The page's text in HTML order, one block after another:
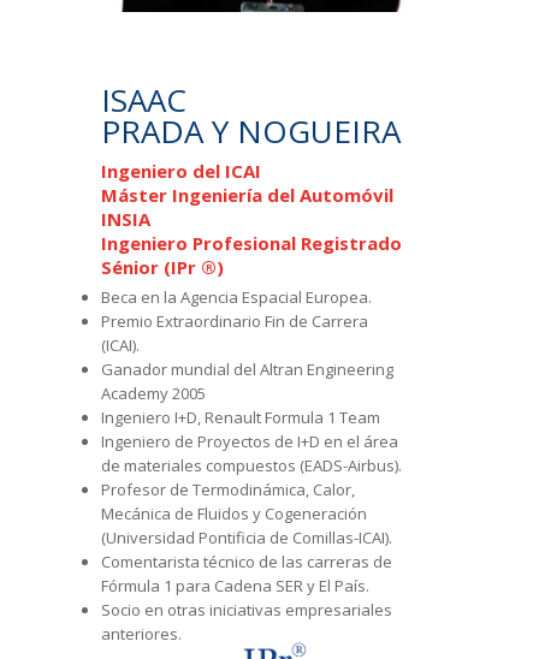
ISAAC
PRADA Y NOGUEIRA
Ingeniero del ICAI
Máster Ingeniería del Automóvil
INSIA
Ingeniero Profesional Registrado
Sénior (IPr ®)
Beca en la Agencia Espacial Europea.
Premio Extraordinario Fin de Carrera
(ICAI).
Ganador mundial del Altran Engineering
Academy 2005
Ingeniero I+D, Renault Formula 1 Team
Ingeniero de Proyectos de I+D en el área
de materiales compuestos (EADS-Airbus).
Profesor de Termodinámica, Calor,
Mecánica de Fluidos y Cogeneración
(Universidad Pontificia de Comillas-ICAI).
Comentarista técnico de las carreras de
Fórmula 1 para Cadena SER y El País.
Socio en otras iniciativas empresariales
anteriores.